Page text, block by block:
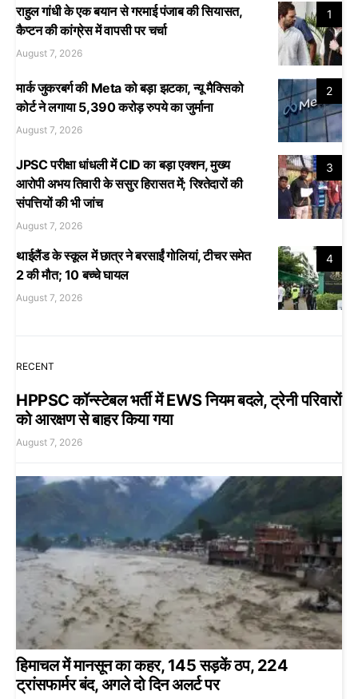
1
राहुल गांधी के एक बयान से गरमाई पंजाब की सियासत,
कैप्टन की कांग्रेस में वापसी पर चर्चा
August 7, 2026
2
मार्क जुकरबर्ग की Meta को बड़ा झटका, न्यू मैक्सिको
कोर्ट ने लगाया 5,390 करोड़ रुपये का जुर्माना
August 7, 2026
3
JPSC परीक्षा धांधली में CID का बड़ा एक्शन, मुख्य
आरोपी अभय तिवारी के ससुर हिरासत में; रिश्तेदारों की
संपत्तियों की भी जांच
August 7, 2026
4
थाईलैंड के स्कूल में छात्र ने बरसाईं गोलियां, टीचर समेत
2 की मौत; 10 बच्चे घायल
August 7, 2026
RECENT
HPPSC कॉन्स्टेबल भर्ती में EWS नियम बदले, ट्रेनी परिवारों
को आरक्षण से बाहर किया गया
August 7, 2026
हिमाचल में मानसून का कहर, 145 सड़कें ठप, 224
ट्रांसफार्मर बंद, अगले दो दिन अलर्ट पर